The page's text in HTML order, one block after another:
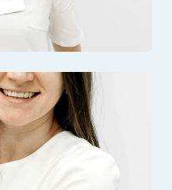
клініки Наркомед